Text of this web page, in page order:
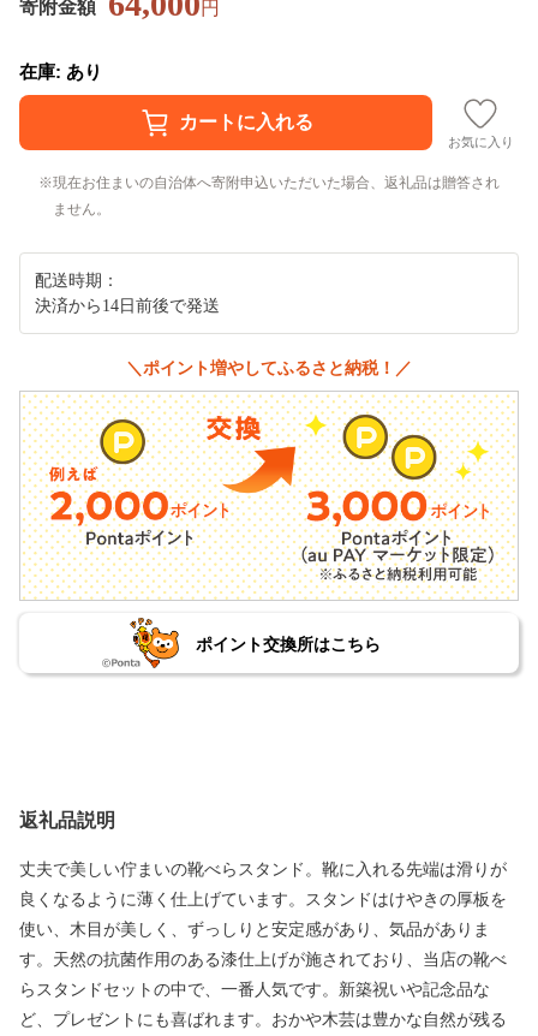
寄附金額 円
在庫: あり
お気に入り
現在お住まいの自治体へ寄附申込いただいた場合、返礼品は贈答され
ません。
配送時期：
決済から14日前後で発送
＼ポイント増やしてふるさと納税！／
ポイント交換所はこちら
返礼品説明
丈夫で美しい佇まいの靴べらスタンド。靴に入れる先端は滑りが
良くなるように薄く仕上げています。スタンドはけやきの厚板を
使い、木目が美しく、ずっしりと安定感があり、気品がありま
す。天然の抗菌作用のある漆仕上げが施されており、当店の靴べ
らスタンドセットの中で、一番人気です。新築祝いや記念品な
ど、プレゼントにも喜ばれます。おかや木芸は豊かな自然が残る